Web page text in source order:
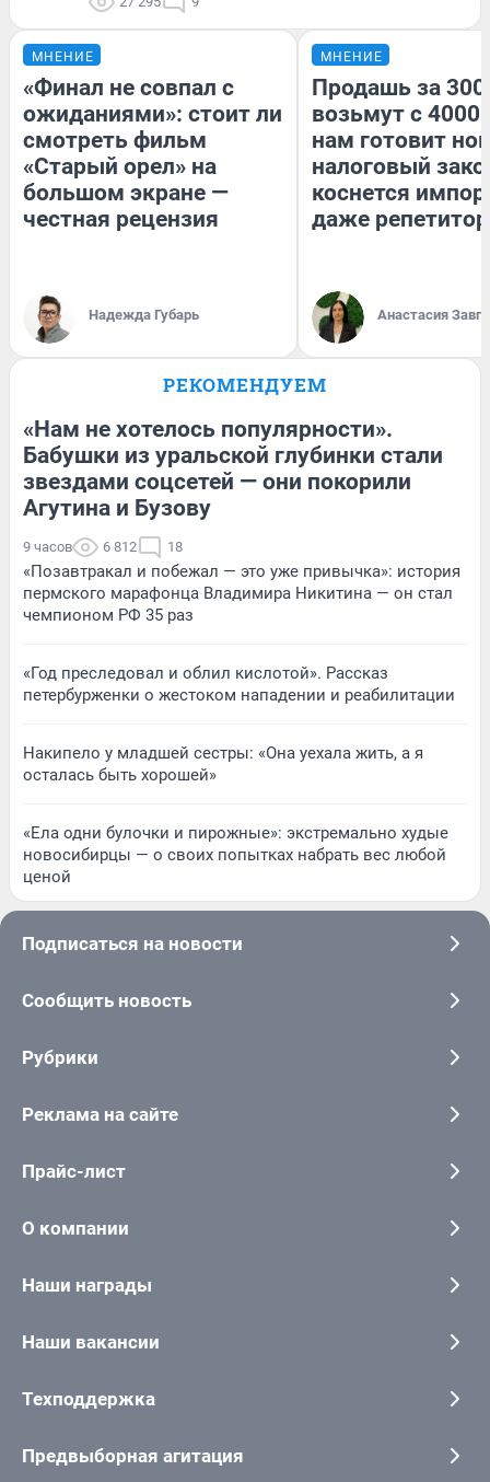
МНЕНИЕ
«Финал не совпал с
ожиданиями»: стоит ли
смотреть фильм
«Старый орел» на
большом экране —
честная рецензия
Надежда Губарь
МНЕНИЕ
Продашь за
возьмут с
нам готовит
налоговый
коснется
даже
Анастасия
РЕКОМЕНДУЕМ
«Нам не хотелось популярности».
Бабушки из уральской глубинки стали
звездами соцсетей — они покорили
Агутина и Бузову
9 часов 6 812 18
«Позавтракал и побежал — это уже привычка»: история
пермского марафонца Владимира Никитина — он стал
чемпионом РФ 35 раз
«Год преследовал и облил кислотой». Рассказ
петербурженки о жестоком нападении и реабилитации
Накипело у младшей сестры: «Она уехала жить, а я
осталась быть хорошей»
«Ела одни булочки и пирожные»: экстремально худые
новосибирцы — о своих попытках набрать вес любой
ценой
Подписаться на новости
Сообщить новость
Рубрики
Реклама на сайте
Прайс-лист
О компании
Наши награды
Наши вакансии
Техподдержка
Предвыборная агитация